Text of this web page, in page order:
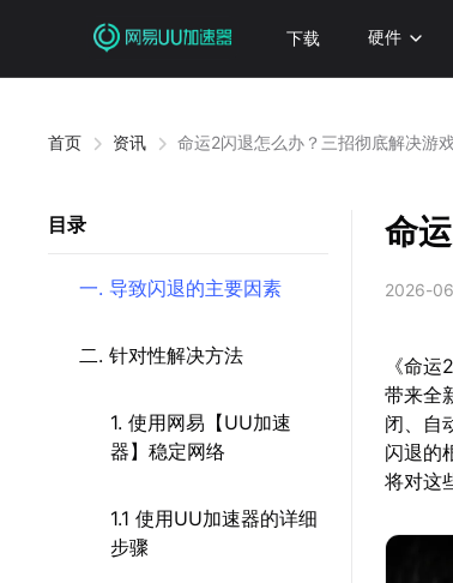
下载 硬件
首页 资讯 命运2闪退怎么办？三招彻底解决游
目录
一. 导致闪退的主要因素
二. 针对性解决方法
1. 使用网易【UU加速
器】稳定网络
1.1 使用UU加速器的详细
步骤
命
2026-
《命
带来全
闭、自
闪退的
将对这